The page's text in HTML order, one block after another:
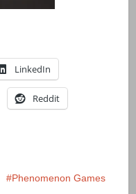
LinkedIn
Reddit
Phenomenon Games